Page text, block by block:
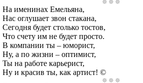
На именинах Емельяна,
Нас оглушает звон стакана,
Сегодня будет столько тостов,
Что счету им не будет просто.
В компании ты – юморист,
Ну, а по жизни – оптимист,
Ты на работе карьерист,
Ну и красив ты, как артист! ©